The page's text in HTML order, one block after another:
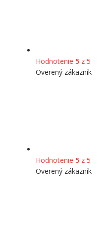
Hodnotenie 5 z 5
Overený zákazník
Hodnotenie 5 z 5
Overený zákazník